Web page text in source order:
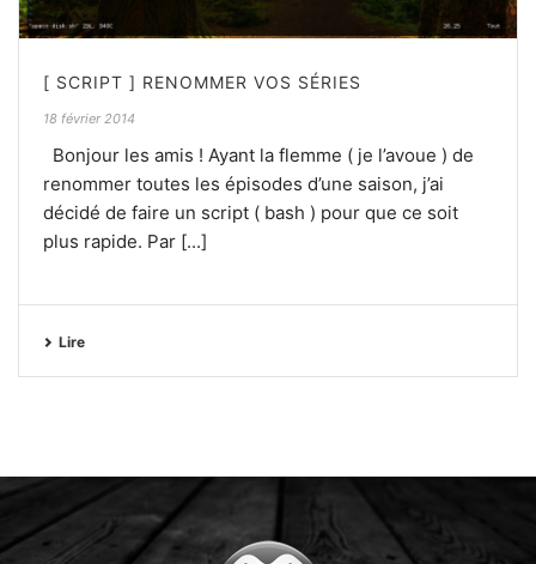
[ SCRIPT ] RENOMMER VOS SÉRIES
18 février 2014
Bonjour les amis ! Ayant la flemme ( je l’avoue ) de
renommer toutes les épisodes d’une saison, j’ai
décidé de faire un script ( bash ) pour que ce soit
plus rapide. Par [...]
Lire